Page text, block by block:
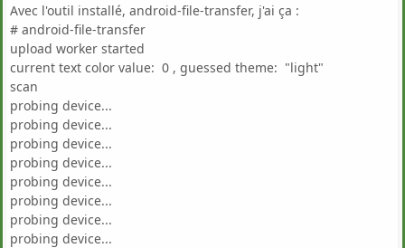
Avec l'outil installé, android-file-transfer, j'ai ça :
# android-file-transfer
upload worker started
current text color value: 0 , guessed theme: "light"
scan
probing device...
probing device...
probing device...
probing device...
probing device...
probing device...
probing device...
probing device...